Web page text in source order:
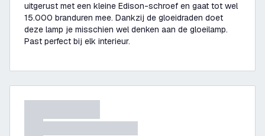
uitgerust met een kleine Edison-schroef en gaat tot wel
15.000 branduren mee. Dankzij de gloeidraden doet
deze lamp je misschien wel denken aan de gloeilamp.
Past perfect bij elk interieur.